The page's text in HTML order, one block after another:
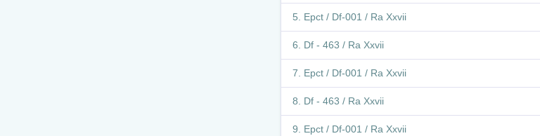
Epct / Df-001 / Ra Xxvii
Df - 463 / Ra Xxvii
Epct / Df-001 / Ra Xxvii
Df - 463 / Ra Xxvii
Epct / Df-001 / Ra Xxvii